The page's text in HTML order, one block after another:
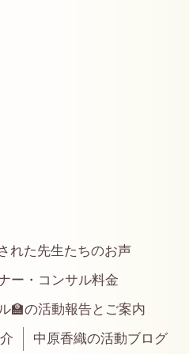
れた先生たちのお声
ー・コンサル料金
🏫の活動報告とご案内
中原香織の活動ブログ